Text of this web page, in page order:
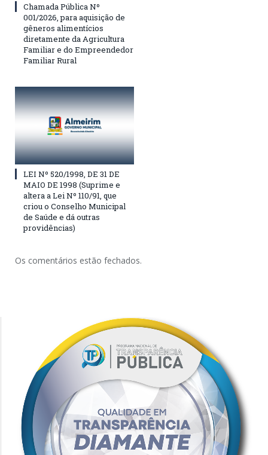
Chamada Pública Nº
001/2026, para aquisição de
gêneros alimentícios
diretamente da Agricultura
Familiar e do Empreendedor
Familiar Rural
LEI Nº 520/1998, DE 31 DE
MAIO DE 1998 (Suprime e
altera a Lei Nº 110/91, que
criou o Conselho Municipal
de Saúde e dá outras
providências)
Os comentários estão fechados.